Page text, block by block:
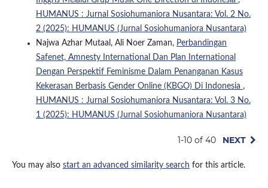
HUMANUS : Jurnal Sosiohumaniora Nusantara: Vol. 2 No.
2 (2025): HUMANUS (Jurnal Sosiohumaniora Nusantara)
Najwa Azhar Mutaal, Ali Noer Zaman, Perbandingan
Safenet, Amnesty International Dan Plan International
Dengan Perspektif Feminisme Dalam Penanganan Kasus
Kekerasan Berbasis Gender Online (KBGO) Di Indonesia ,
HUMANUS : Jurnal Sosiohumaniora Nusantara: Vol. 3 No.
1 (2025): HUMANUS (Jurnal Sosiohumaniora Nusantara)
1-10 of 40 NEXT
You may also start an advanced similarity search for this article.